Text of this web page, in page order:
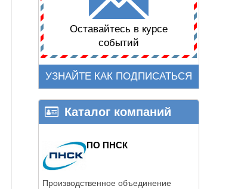
Оставайтесь в курсе
событий
УЗНАЙТЕ КАК ПОДПИСАТЬСЯ
Каталог компаний
ПО ПНСК
Производственное объединение